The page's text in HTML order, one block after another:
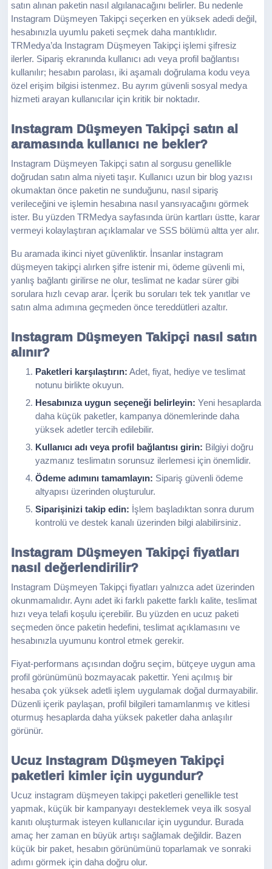
satın alınan paketin nasıl algılanacağını belirler. Bu nedenle
Instagram Düşmeyen Takipçi seçerken en yüksek adedi değil,
hesabınızla uyumlu paketi seçmek daha mantıklıdır.
TRMedya’da Instagram Düşmeyen Takipçi işlemi şifresiz
ilerler. Sipariş ekranında kullanıcı adı veya profil bağlantısı
kullanılır; hesabın parolası, iki aşamalı doğrulama kodu veya
özel erişim bilgisi istenmez. Bu ayrım güvenli sosyal medya
hizmeti arayan kullanıcılar için kritik bir noktadır.
Instagram Düşmeyen Takipçi satın al
aramasında kullanıcı ne bekler?
Instagram Düşmeyen Takipçi satın al sorgusu genellikle
doğrudan satın alma niyeti taşır. Kullanıcı uzun bir blog yazısı
okumaktan önce paketin ne sunduğunu, nasıl sipariş
verileceğini ve işlemin hesabına nasıl yansıyacağını görmek
ister. Bu yüzden TRMedya sayfasında ürün kartları üstte, karar
vermeyi kolaylaştıran açıklamalar ve SSS bölümü altta yer alır.
Bu aramada ikinci niyet güvenliktir. İnsanlar instagram
düşmeyen takipçi alırken şifre istenir mi, ödeme güvenli mi,
yanlış bağlantı girilirse ne olur, teslimat ne kadar sürer gibi
sorulara hızlı cevap arar. İçerik bu soruları tek tek yanıtlar ve
satın alma adımına geçmeden önce tereddütleri azaltır.
Instagram Düşmeyen Takipçi nasıl satın
alınır?
Paketleri karşılaştırın: Adet, fiyat, hediye ve teslimat
notunu birlikte okuyun.
Hesabınıza uygun seçeneği belirleyin: Yeni hesaplarda
daha küçük paketler, kampanya dönemlerinde daha
yüksek adetler tercih edilebilir.
Kullanıcı adı veya profil bağlantısı girin: Bilgiyi doğru
yazmanız teslimatın sorunsuz ilerlemesi için önemlidir.
Ödeme adımını tamamlayın: Sipariş güvenli ödeme
altyapısı üzerinden oluşturulur.
Siparişinizi takip edin: İşlem başladıktan sonra durum
kontrolü ve destek kanalı üzerinden bilgi alabilirsiniz.
Instagram Düşmeyen Takipçi fiyatları
nasıl değerlendirilir?
Instagram Düşmeyen Takipçi fiyatları yalnızca adet üzerinden
okunmamalıdır. Aynı adet iki farklı pakette farklı kalite, teslimat
hızı veya telafi koşulu içerebilir. Bu yüzden en ucuz paketi
seçmeden önce paketin hedefini, teslimat açıklamasını ve
hesabınızla uyumunu kontrol etmek gerekir.
Fiyat-performans açısından doğru seçim, bütçeye uygun ama
profil görünümünü bozmayacak pakettir. Yeni açılmış bir
hesaba çok yüksek adetli işlem uygulamak doğal durmayabilir.
Düzenli içerik paylaşan, profil bilgileri tamamlanmış ve kitlesi
oturmuş hesaplarda daha yüksek paketler daha anlaşılır
görünür.
Ucuz Instagram Düşmeyen Takipçi
paketleri kimler için uygundur?
Ucuz instagram düşmeyen takipçi paketleri genellikle test
yapmak, küçük bir kampanyayı desteklemek veya ilk sosyal
kanıtı oluşturmak isteyen kullanıcılar için uygundur. Burada
amaç her zaman en büyük artışı sağlamak değildir. Bazen
küçük bir paket, hesabın görünümünü toparlamak ve sonraki
adımı görmek için daha doğru olur.